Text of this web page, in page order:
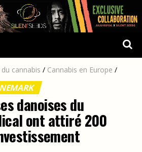
cannabis / Cannabis en Europe /
danoises du
ont attiré 200